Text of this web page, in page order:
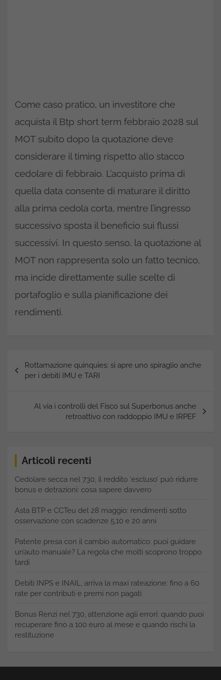
Come caso pratico, un investitore che
acquista il Btp short term febbraio 2028 sul
MOT subito dopo la quotazione deve
considerare il timing rispetto allo stacco
cedolare di febbraio. L’acquisto prima di
quella data consente di maturare il diritto
alla prima cedola corta, mentre l’ingresso
successivo sposta il beneficio sui flussi
successivi. In questo senso, la quotazione al
MOT non rappresenta solo un fatto tecnico,
ma incide direttamente sulle scelte di
portafoglio e sulla pianificazione dei
rendimenti.
Navigazione
articoli
Rottamazione quinquies: si apre uno spiraglio anche
per i debiti IMU e TARI
Al via i controlli del Fisco sul Superbonus anche
retroattivo con raddoppio IMU e IRPEF
Articoli recenti
Cedolare secca nel 730, il reddito ‘escluso’ può ridurre
bonus e detrazioni: cosa sapere davvero
Asta BTP e CCTeu del 28 maggio: rendimenti sotto
osservazione con scadenze 5,10 e 20 anni
Patente presa con il cambio automatico: puoi guidare
un’auto manuale? La regola che molti scoprono troppo
tardi
Debiti INPS e INAIL, arriva la maxi rateazione: fino a 60
rate per contributi e premi non pagati
Bonus Renzi nel 730, attenzione agli errori: quando puoi
recuperare fino a 100 euro al mese e quando rischi la
restituzione